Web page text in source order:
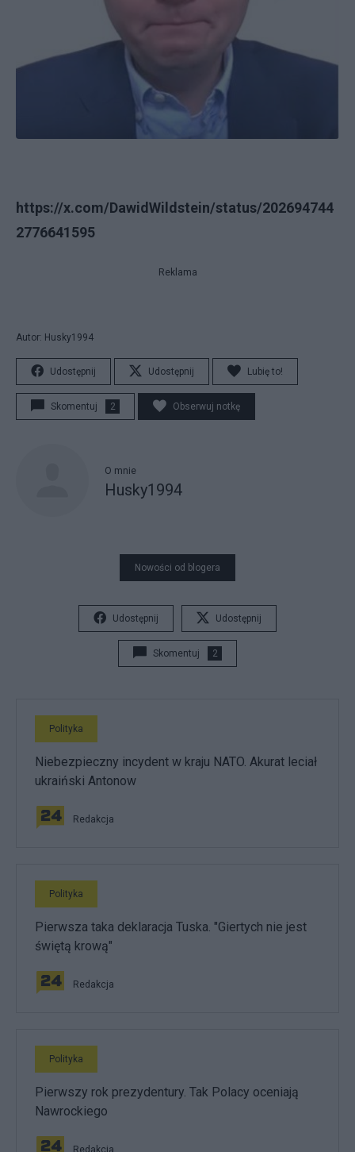
https://x.com/DawidWildstein/status/202694744
2776641595
Reklama
Autor: Husky1994
Udostępnij Udostępnij Lubię to!
Skomentuj 2 Obserwuj notkę
O mnie
Husky1994
Nowości od blogera
Udostępnij Udostępnij
Skomentuj 2
Polityka
Niebezpieczny incydent w kraju NATO. Akurat leciał
ukraiński Antonow
Redakcja
Polityka
Pierwsza taka deklaracja Tuska. "Giertych nie jest
świętą krową"
Redakcja
Polityka
Pierwszy rok prezydentury. Tak Polacy oceniają
Nawrockiego